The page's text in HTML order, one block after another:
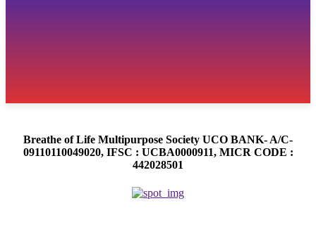
Breathe of Life Multipurpose Society UCO BANK- A/C-
09110110049020, IFSC : UCBA0000911, MICR CODE :
442028501